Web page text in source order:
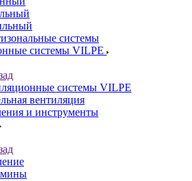
системы
системы VILPE
системы VILPE
вентиляция
и инструменты